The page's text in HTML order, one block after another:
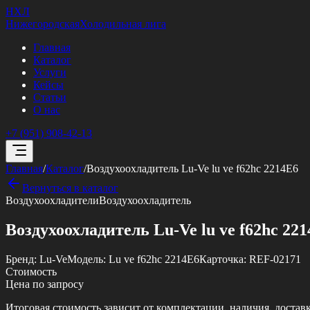
НХЛ
НижегородскаяХолодильная лига
Главная
Каталог
Услуги
Кейсы
Статьи
О нас
+7 (951) 908-42-13
Главная/Каталог/Воздухоохладитель Lu-Ve lu ve f62hc 2214E6
Вернуться в каталог
ВоздухоохладителиВоздухоохладитель
Воздухоохладитель Lu-Ve lu ve f62hc
Бренд: Lu-VeМодель: Lu ve f62hc 2214E6Карточка: REF-02171
Стоимость
Цена по запросу
Итоговая стоимость зависит от комплектации, наличия,